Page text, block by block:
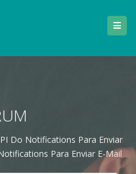
Do Notifications Para Enviar
Para Enviar E-Mail